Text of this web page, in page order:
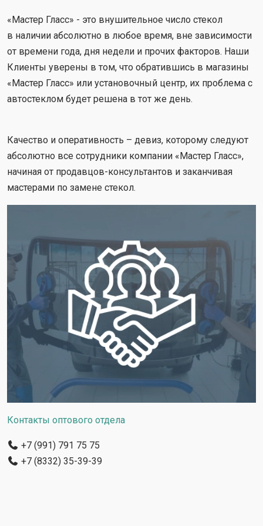
«Мастер Гласс» - это внушительное число стекол
в наличии абсолютно в любое время, вне зависимости
от времени года, дня недели и прочих факторов. Наши
Клиенты уверены в том, что обратившись в магазины
«Мастер Гласс» или установочный центр, их проблема с
автостеклом будет решена в тот же день.
Качество и оперативность – девиз, которому следуют
абсолютно все сотрудники компании «Мастер Гласс»,
начиная от продавцов-консультантов и заканчивая
мастерами по замене стекол.
Контакты оптового отдела
+7 (991) 791 75 75
+7 (8332) 35-39-39